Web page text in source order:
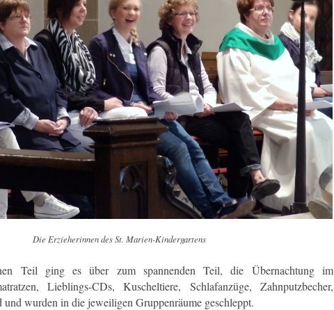
Die Erzieherinnen des St. Marien-Kindergartens
Teil ging es über zum spannenden Teil, die Übernachtung im
Lieblings-CDs, Kuscheltiere, Schlafanzüge, Zahnputzbecher,
wurden in die jeweiligen Gruppenräume geschleppt.